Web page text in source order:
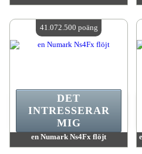
Antal tillgängliga:4
en Numark Ns4Fx flöjt
DET
INTRESSERAR
MIG
41.072.500 poäng